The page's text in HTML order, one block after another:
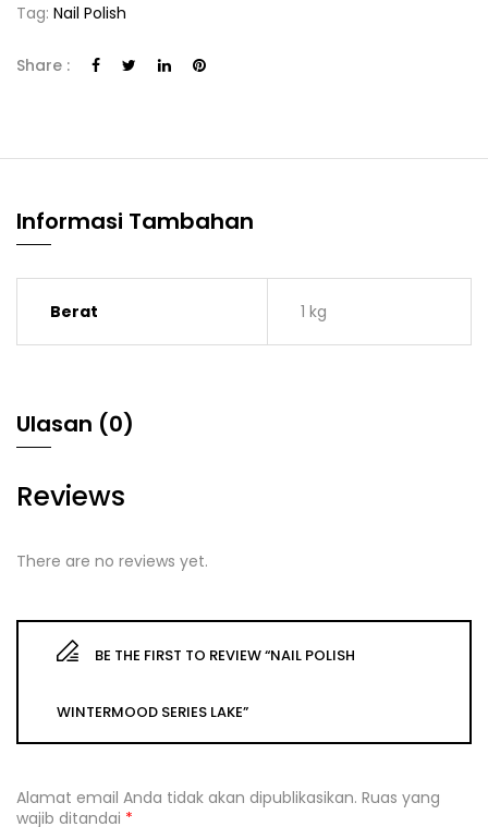
Tag: Nail Polish
Share :
Informasi Tambahan
Berat 1 kg
Ulasan (0)
Reviews
There are no reviews yet.
BE THE FIRST TO REVIEW “NAIL POLISH
WINTERMOOD SERIES LAKE”
Alamat email Anda tidak akan dipublikasikan. Ruas yang
wajib ditandai *